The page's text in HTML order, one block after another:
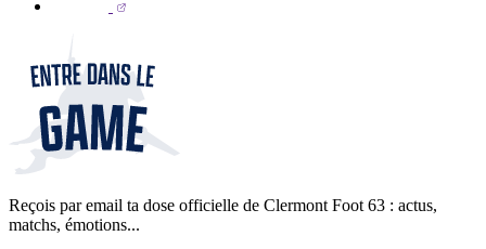
Reçois par email ta dose officielle de Clermont Foot 63 : actus,
matchs, émotions...